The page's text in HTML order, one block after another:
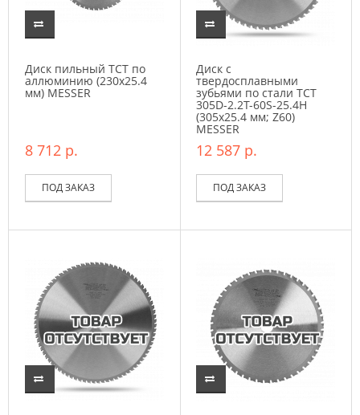
Диск пильный ТСТ по
аллюминию (230х25.4
мм) MESSER
8 712 р.
ПОД ЗАКАЗ
Диск с
твердосплавными
зубьями по стали ТСТ
305D-2.2T-60S-25.4H
(305х25.4 мм; Z60)
MESSER
12 587 р.
ПОД ЗАКАЗ